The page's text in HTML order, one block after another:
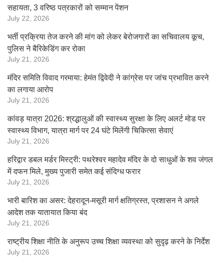
सहायता, 3 वरिष्ठ पत्रकारों को सम्मान पेंशन
July 22, 2026
भर्ती प्रक्रिया तेज करने की मांग को लेकर बेरोजगारों का सचिवालय कूच,
पुलिस ने बैरिकेडिंग कर रोका
July 21, 2026
मंदिर समिति विवाद गरमाया: हेमंत द्विवेदी ने कांग्रेस पर जांच प्रभावित करने
का लगाया आरोप
July 21, 2026
कांवड़ यात्रा 2026: श्रद्धालुओं की स्वास्थ्य सुरक्षा के लिए अलर्ट मोड पर
स्वास्थ्य विभाग, यात्रा मार्ग पर 24 घंटे मिलेंगी चिकित्सा सेवाएं
July 21, 2026
हरिद्वार डबल मर्डर मिस्ट्री: पथरेश्वर महादेव मंदिर के दो साधुओं के शव जंगल
में दफन मिले, मुख्य पुजारी समेत कई संदिग्ध फरार
July 21, 2026
भारी बारिश का असर: देहरादून-मसूरी मार्ग क्षतिग्रस्त, प्रशासन ने अगले
आदेश तक यातायात किया बंद
July 21, 2026
राष्ट्रीय शिक्षा नीति के अनुरूप उच्च शिक्षा व्यवस्था को सुदृढ़ करने के निर्देश
July 21, 2026